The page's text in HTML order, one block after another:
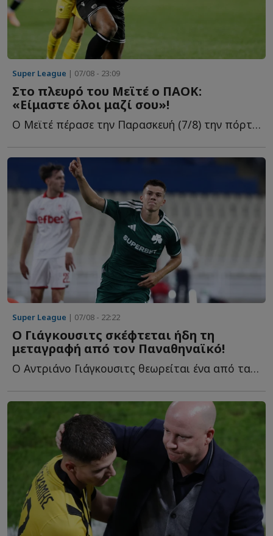
Super League | 07/08 - 23:09
Στο πλευρό του Μεϊτέ ο ΠΑΟΚ:
«Είμαστε όλοι μαζί σου»!
Ο Μεϊτέ πέρασε την Παρασκευή (7/8) την πόρτα του χειρουργείου γ...
Super League | 07/08 - 22:22
Ο Γιάγκουσιτς σκέφτεται ήδη τη
μεταγραφή από τον Παναθηναϊκό!
Ο Αντριάνο Γιάγκουσιτς θεωρείται ένα από τα μεγαλύτερα π...